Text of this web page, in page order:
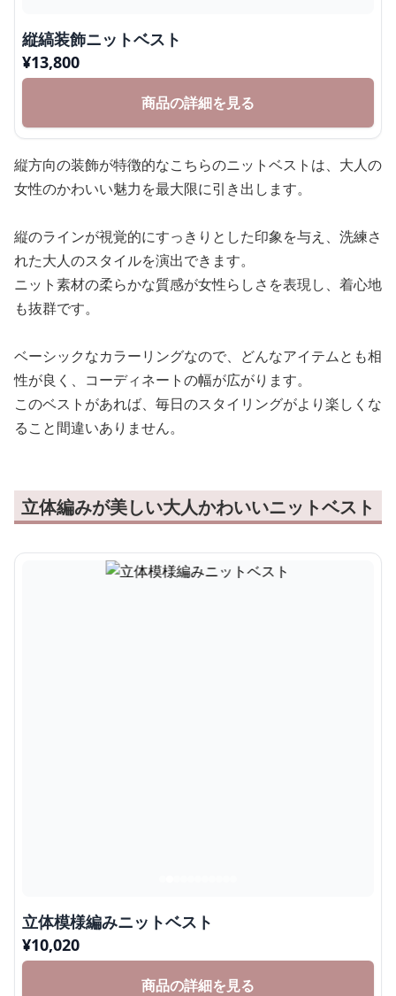
縦縞装飾ニットベスト
¥13,800
商品の詳細を見る
縦方向の装飾が特徴的なこちらのニットベストは、大人の
女性のかわいい魅力を最大限に引き出します。
縦のラインが視覚的にすっきりとした印象を与え、洗練さ
れた大人のスタイルを演出できます。
ニット素材の柔らかな質感が女性らしさを表現し、着心地
も抜群です。
ベーシックなカラーリングなので、どんなアイテムとも相
性が良く、コーディネートの幅が広がります。
このベストがあれば、毎日のスタイリングがより楽しくな
ること間違いありません。
立体編みが美しい大人かわいいニットベスト
立体模様編みニットベスト
¥10,020
商品の詳細を見る